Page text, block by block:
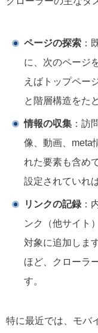
ページの探索 ：
に、次のページ
えばトップペー
と階層構造をた
情報の収集 ：訪
像、動画、meta
れた要素も含め
設定されていれ
リンクの記録 ：
ンク（他サイト
対象に追加しま
ほど、クローラ
す。
特に最近では、モバ